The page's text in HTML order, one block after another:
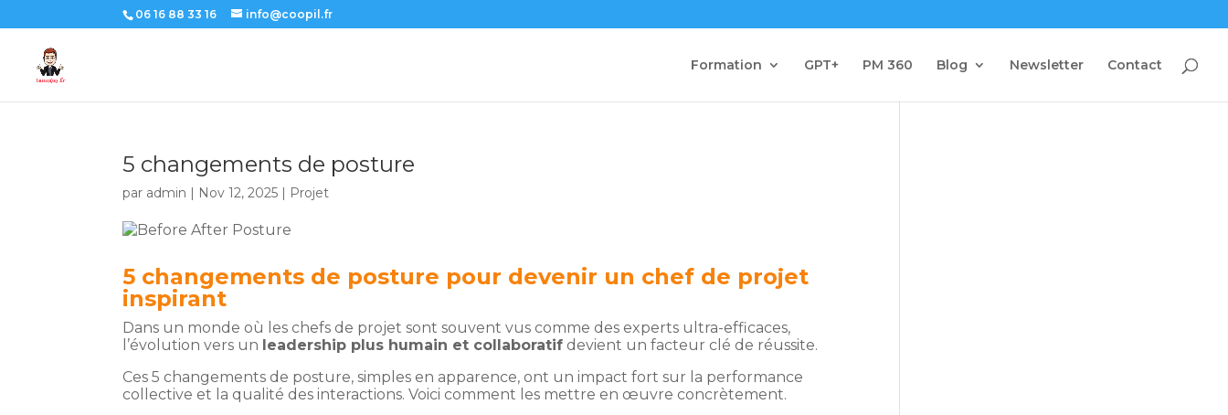
06 16 88 33 16 info@coopil.fr
Formation GPT+ PM 360 Blog Newsletter Contact
5 changements de posture
par admin | Nov 12, 2025 | Projet
5 changements de posture pour devenir un chef de projet
inspirant
Dans un monde où les chefs de projet sont souvent vus comme des experts ultra-efficaces,
l’évolution vers un leadership plus humain et collaboratif devient un facteur clé de réussite.
Ces 5 changements de posture, simples en apparence, ont un impact fort sur la performance
collective et la qualité des interactions. Voici comment les mettre en œuvre concrètement.